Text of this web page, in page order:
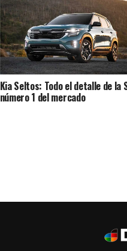
Kia Seltos: Todo el detalle de la
número 1 del mercado